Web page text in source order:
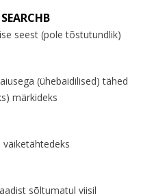
seest (pole tõstutundlik)
(ühebaidilised) tähed
märkideks
sõltumatul viisil